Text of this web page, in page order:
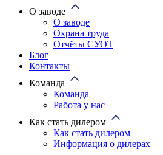
О заводе
О заводе
Охрана труда
Отчёты СУОТ
Блог
Контакты
Команда
Команда
Работа у нас
Как стать дилером
Как стать дилером
Информация о дилерах